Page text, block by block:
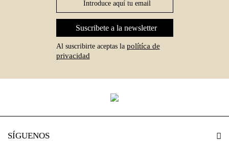
Suscribete a la newsletter
Al suscribirte aceptas la polítíca de
privacidad
SÍGUENOS